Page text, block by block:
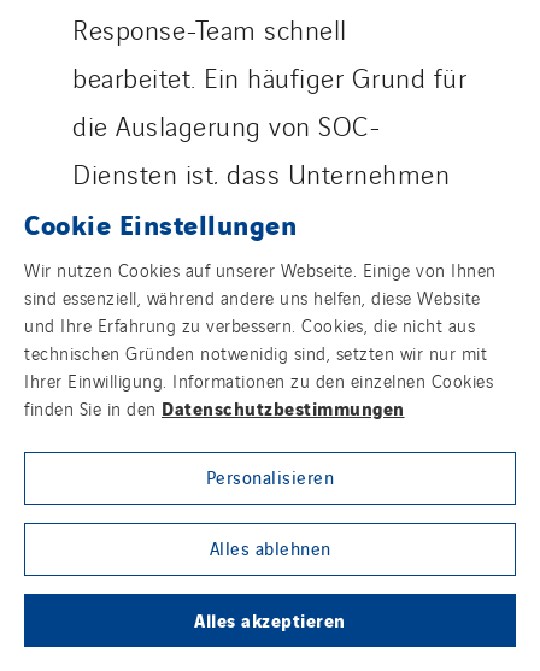
Response-Team schnell
bearbeitet. Ein häufiger Grund für
die Auslagerung von SOC-
Diensten ist, dass Unternehmen
diese seltene Kombination von
Spezialkompetenzen selbst nicht
vorhalten wollen oder können.
Cookie Einstellungen
Wir nutzen Cookies auf unserer Webseite. Einige von Ihnen
sind essenziell, während andere uns helfen, diese Website
und Ihre Erfahrung zu verbessern. Cookies, die nicht aus
technischen Gründen notwenidig sind, setzten wir nur mit
Ihrer Einwilligung. Informationen zu den einzelnen Cookies
finden Sie in den Datenschutzbestimmungen
Personalisieren
Alles ablehnen
Alles akzeptieren